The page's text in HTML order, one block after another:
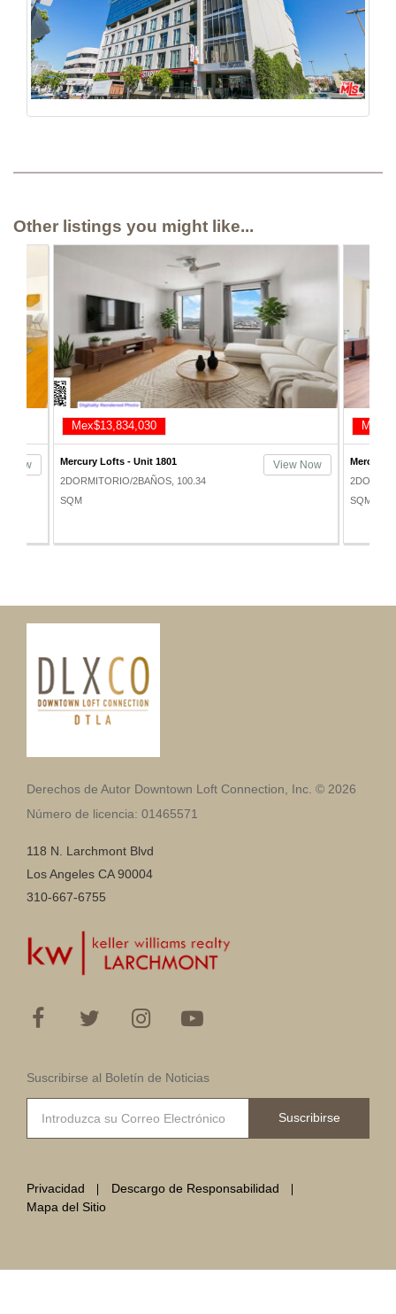
Other listings you might like...
Now
Mex$14,774,153
Mercury Lofts - Unit 712
2DORMITORIO/2BAÑOS, 119.84
SQM
View Now
Mercury
SQM
Derechos de Autor Downtown Loft Connection, Inc. © 2026
Número de licencia: 01465571
118 N. Larchmont Blvd
Los Angeles CA 90004
310-667-6755
Suscribirse al Boletín de Noticias
Suscribirse
Privacidad
Descargo de Responsabilidad
Mapa del Sitio